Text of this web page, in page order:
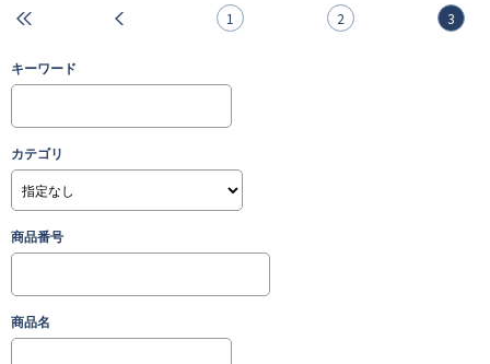
1 2 3
キーワード
カテゴリ
商品番号
商品名